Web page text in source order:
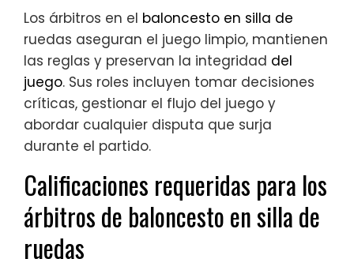
Los árbitros en el baloncesto en silla de
ruedas aseguran el juego limpio, mantienen
las reglas y preservan la integridad del
juego. Sus roles incluyen tomar decisiones
críticas, gestionar el flujo del juego y
abordar cualquier disputa que surja
durante el partido.
Calificaciones requeridas para los
árbitros de baloncesto en silla de
ruedas